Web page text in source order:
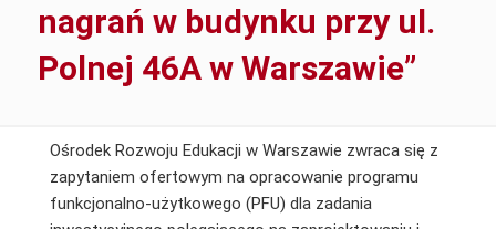
i
uczniów
z
tym
z
ZA
nagrań w budynku przy ul.
Polnej 46A w Warszawie”
Ośrodek Rozwoju Edukacji w Warszawie zwraca się z
zapytaniem ofertowym na opracowanie programu
funkcjonalno-użytkowego (PFU) dla zadania